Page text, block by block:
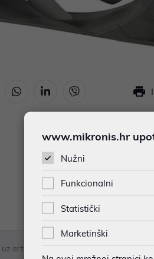
uz artikle su prezentirani u dobroj
www.mikronis.hr
Nužni
Funkcionalni
Statistički
Marketinški